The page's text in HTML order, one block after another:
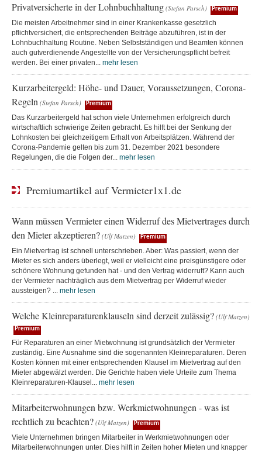
Privatversicherte in der Lohnbuchhaltung (Stefan Parsch) Premium
Die meisten Arbeitnehmer sind in einer Krankenkasse gesetzlich
pflichtversichert, die entsprechenden Beiträge abzuführen, ist in der
Lohnbuchhaltung Routine. Neben Selbstständigen und Beamten können
auch gutverdienende Angestellte von der Versicherungspflicht befreit
werden. Bei einer privaten... mehr lesen
Kurzarbeitergeld: Höhe- und Dauer, Voraussetzungen, Corona-
Regeln (Stefan Parsch) Premium
Das Kurzarbeitergeld hat schon viele Unternehmen erfolgreich durch
wirtschaftlich schwierige Zeiten gebracht. Es hilft bei der Senkung der
Lohnkosten bei gleichzeitigem Erhalt von Arbeitsplätzen. Während der
Corona-Pandemie gelten bis zum 31. Dezember 2021 besondere
Regelungen, die die Folgen der... mehr lesen
Premiumartikel auf Vermieter1x1.de
Wann müssen Vermieter einen Widerruf des Mietvertrages durch
den Mieter akzeptieren? (Ulf Matzen) Premium
Ein Mietvertrag ist schnell unterschrieben. Aber: Was passiert, wenn der
Mieter es sich anders überlegt, weil er vielleicht eine preisgünstigere oder
schönere Wohnung gefunden hat - und den Vertrag widerruft? Kann auch
der Vermieter nachträglich aus dem Mietvertrag per Widerruf wieder
aussteigen? ... mehr lesen
Welche Kleinreparaturenklauseln sind derzeit zulässig? (Ulf Matzen)
Premium
Für Reparaturen an einer Mietwohnung ist grundsätzlich der Vermieter
zuständig. Eine Ausnahme sind die sogenannten Kleinreparaturen. Deren
Kosten können mit einer entsprechenden Klausel im Mietvertrag auf den
Mieter abgewälzt werden. Die Gerichte haben viele Urteile zum Thema
Kleinreparaturen-Klausel... mehr lesen
Mitarbeiterwohnungen bzw. Werkmietwohnungen - was ist
rechtlich zu beachten? (Ulf Matzen) Premium
Viele Unternehmen bringen Mitarbeiter in Werkmietwohnungen oder
Mitarbeiterwohnungen unter. Dies hilft in Zeiten hoher Mieten und knapper